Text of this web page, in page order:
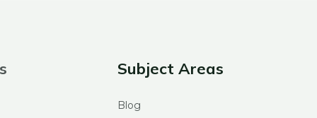
Subject Areas
Blog